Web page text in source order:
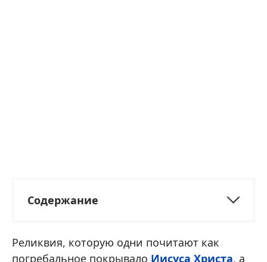
Содержание
Реликвия, которую одни почитают как
погребальное покрывало Иисуса Христа, а